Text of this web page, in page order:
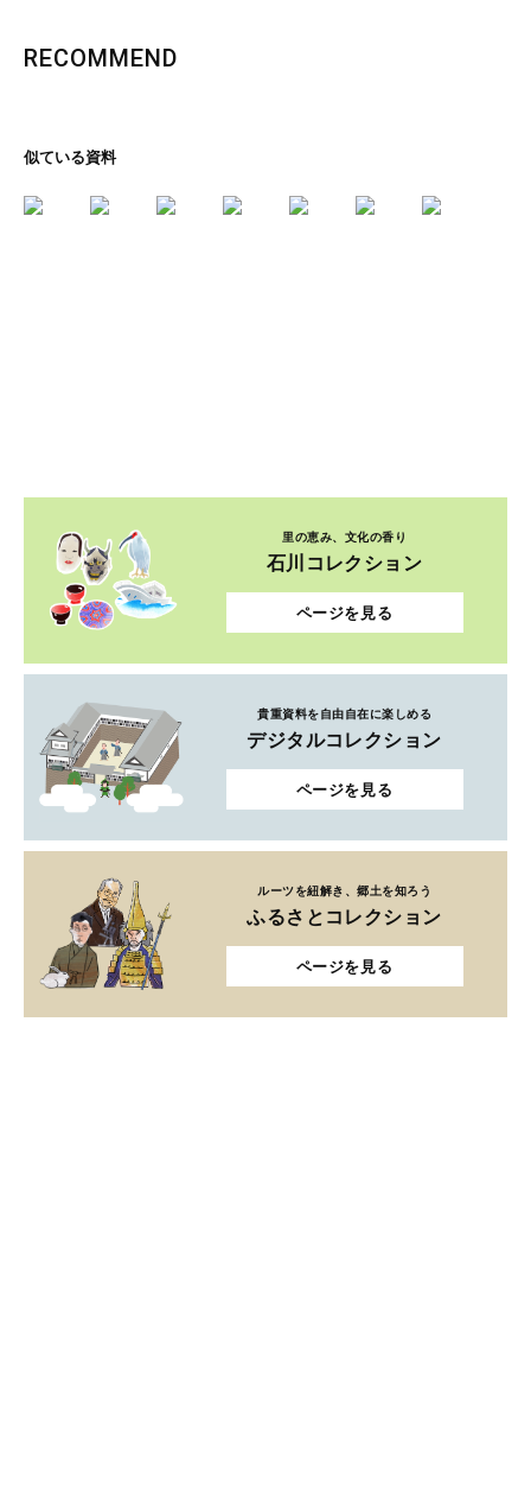
RECOMMEND
似ている資料
里の恵み、文化の香り
石川コレクション
ページを見る
貴重資料を自由自在に楽しめる
デジタルコレクション
ページを見る
ルーツを紐解き、郷土を知ろう
ふるさとコレクション
ページを見る